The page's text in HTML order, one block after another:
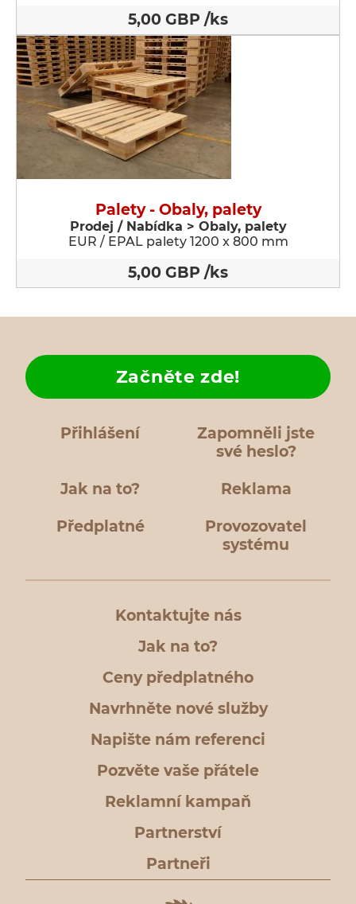
5,00 GBP /ks
Palety - Obaly, palety
Prodej / Nabídka > Obaly, palety
EUR / EPAL palety 1200 x 800 mm
5,00 GBP /ks
Přihlášení
Zapomněli jste
své heslo?
Jak na to?
Začněte zde!
Reklama
Předplatné
Provozovatel
systému
Kontaktujte nás
Jak na to?
Ceny předplatného
Navrhněte nové služby
Napište nám referenci
Pozvěte vaše přátele
Reklamní kampaň
Partnerství
Partneři